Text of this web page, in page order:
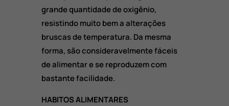
grande quantidade de oxigênio,
resistindo muito bem a alterações
bruscas de temperatura. Da mesma
forma, são consideravelmente fáceis
de alimentar e se reproduzem com
bastante facilidade.
HABITOS ALIMENTARES